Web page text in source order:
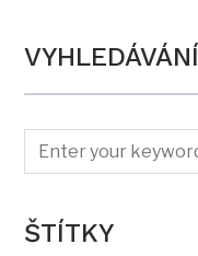
VYHLEDÁVÁNÍ
ŠTÍTKY